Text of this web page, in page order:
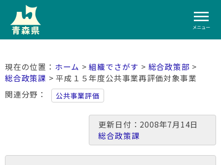
メニュー
ホーム >組織でさがす > 総合政策部 >
総合政策課 > 平成１５年度公共事業再評価対象事業
関連分野
公共事業評価
更新日付：2008年7月14日
総合政策課